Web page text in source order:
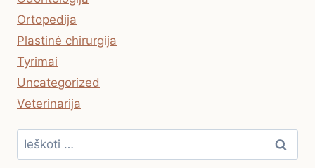
Ortopedija
Plastinė chirurgija
Tyrimai
Uncategorized
Veterinarija
Ieškoti: